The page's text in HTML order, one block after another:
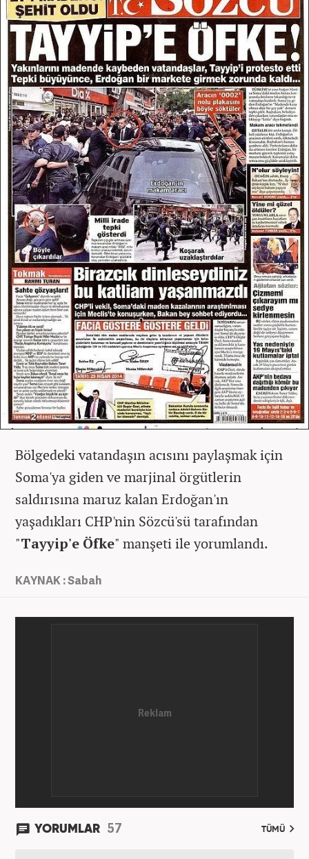
Bölgedeki vatandaşın acısını paylaşmak için
Soma'ya giden ve marjinal örgütlerin
saldırısına maruz kalan Erdoğan'ın
yaşadıkları CHP'nin Sözcü'sü tarafından
"Tayyip'e Öfke" manşeti ile yorumlandı.
KAYNAK : Sabah
YORUMLAR 57 TÜMÜ